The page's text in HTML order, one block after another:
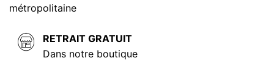
métropolitaine
RETRAIT GRATUIT
Dans notre boutique